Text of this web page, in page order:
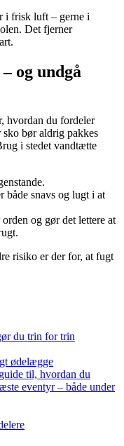
i frisk luft – gerne i
Det fjerner
og undgå
hvordan du fordeler
bør aldrig pakkes
i stedet vandtætte
både snavs og lugt i at
og gør det lettere at
risiko er der for, at fugt
du trin for trin
ødelægge
til, hvordan du
eventyr – både under